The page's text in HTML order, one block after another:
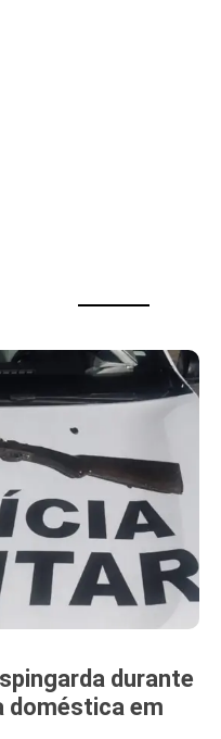
durante
doméstica em